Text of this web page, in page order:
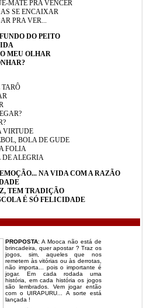
MATE PRA VENCER
SE ENCAIXAR
PRA VER...
DO PEITO
MEU OLHAR
TARÔ
VIRTUDE
BOLA DE GUDE
FOLIA
DE ALEGRIA
NA VIDA COM A RAZÃO
TEM TRADIÇÃO
É SÓ FELICIDADE
PROPOSTA: A Mooca não está de
brincadeira, quer apostar ? Traz os
jogos, sim, aqueles que nos
remetem às vitórias ou às derrotas,
não importa... pois o importante é
jogar. Em cada rodada uma
história, em cada história os jogos
são lembrados. Vem jogar então
com o UIRAPURU... A sorte está
lançada !